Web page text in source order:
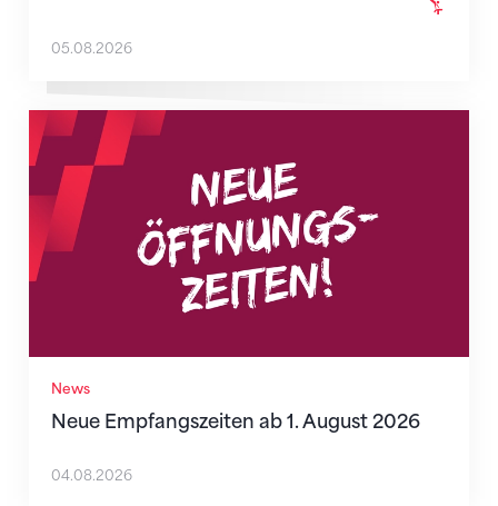
05.08.2026
News
Neue Empfangszeiten ab 1. August 2026
Neue Empfangszeiten ab 1. August 2026
04.08.2026